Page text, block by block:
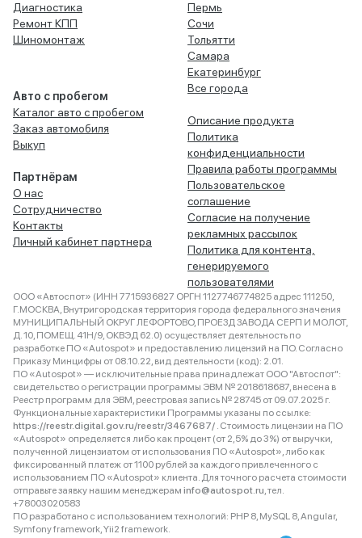
Диагностика
Ремонт КПП
Шиномонтаж
Авто с пробегом
Каталог авто с пробегом
Заказ автомобиля
Выкуп
Партнёрам
О нас
Сотрудничество
Контакты
Личный кабинет партнера
Пермь
Сочи
Тольятти
Самара
Екатеринбург
Все города
Описание продукта
Политика
конфиденциальности
Правила работы программы
Пользовательское
соглашение
Согласие на получение
рекламных рассылок
Политика для контента,
генерируемого
пользователями
ООО «Автоспот» (ИНН 7715936827 ОРГН 1127746774825 адрес 111250,
Г.МОСКВА, Внутригородская территория города федерального значения
МУНИЦИПАЛЬНЫЙ ОКРУГ ЛЕФОРТОВО, ПРОЕЗД ЗАВОДА СЕРП И МОЛОТ,
Д. 10, ПОМЕЩ. 41Н/9, ОКВЭД 62.0) осуществляет деятельность по
разработке ПО «Autospot» и предоставлению лицензий на ПО. Согласно
Приказу Минцифры от 08.10.22, вид деятельности (код): 2.01.
ПО «Autospot» — исключительные права принадлежат ООО "Автоспот":
свидетельство о регистрации программы ЭВМ № 2018618687, внесена в
Реестр программ для ЭВМ, реестровая запись № 28745 от 09.07.2025 г.
Функциональные характеристики Программы указаны по ссылке:
https://reestr.digital.gov.ru/reestr/3467687/ . Стоимость лицензии на ПО
«Autospot» определяется либо как процент (от 2,5% до 3%) от выручки,
полученной лицензиатом от использования ПО «Autospot», либо как
фиксированный платеж от 1100 рублей за каждого привлеченного с
использованием ПО «Autospot» клиента. Для точного расчета стоимости
отправьте заявку нашим менеджерам info@autospot.ru, тел.
+78003020583
ПО разработано с использованием технологий: PHP 8, MySQL 8, Angular,
Symfony framework, Yii2 framework.